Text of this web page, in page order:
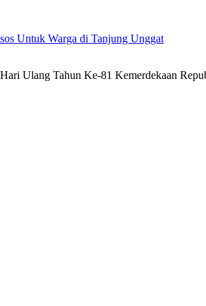
Untuk Warga di Tanjung Unggat
Ulang Tahun Ke-81 Kemerdekaan